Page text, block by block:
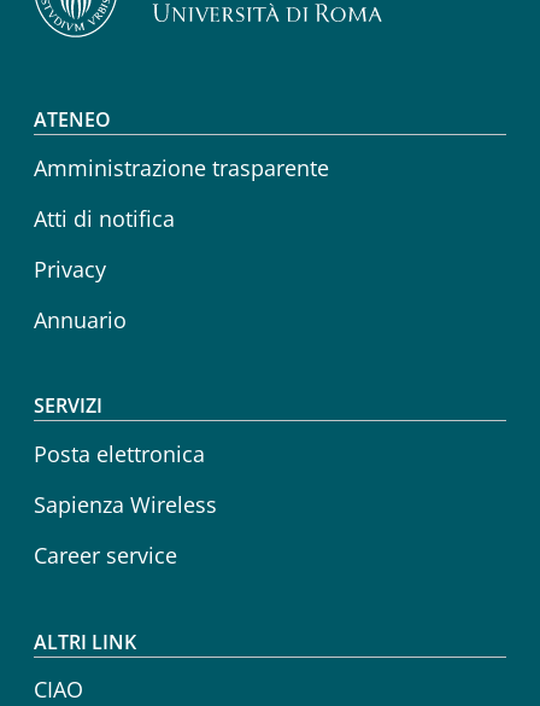
Footer menu
ATENEO
Amministrazione trasparente
Atti di notifica
Privacy
Annuario
SERVIZI
Posta elettronica
Sapienza Wireless
Career service
ALTRI LINK
CIAO